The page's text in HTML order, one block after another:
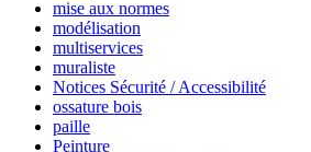
mise aux normes
modélisation
multiservices
muraliste
Notices Sécurité / Accessibilité
ossature bois
paille
Peinture